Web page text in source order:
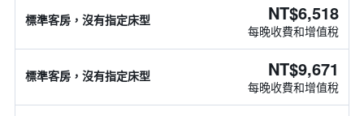
標準客房，沒有指定床型 NT$6,518
每晚收費和增值稅
標準客房，沒有指定床型 NT$9,671
每晚收費和增值稅